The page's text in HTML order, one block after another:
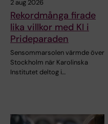
2 aug 2026
Rekordmånga firade
lika villkor med KI i
Prideparaden
Sensommarsolen värmde över
Stockholm när Karolinska
Institutet deltog i…